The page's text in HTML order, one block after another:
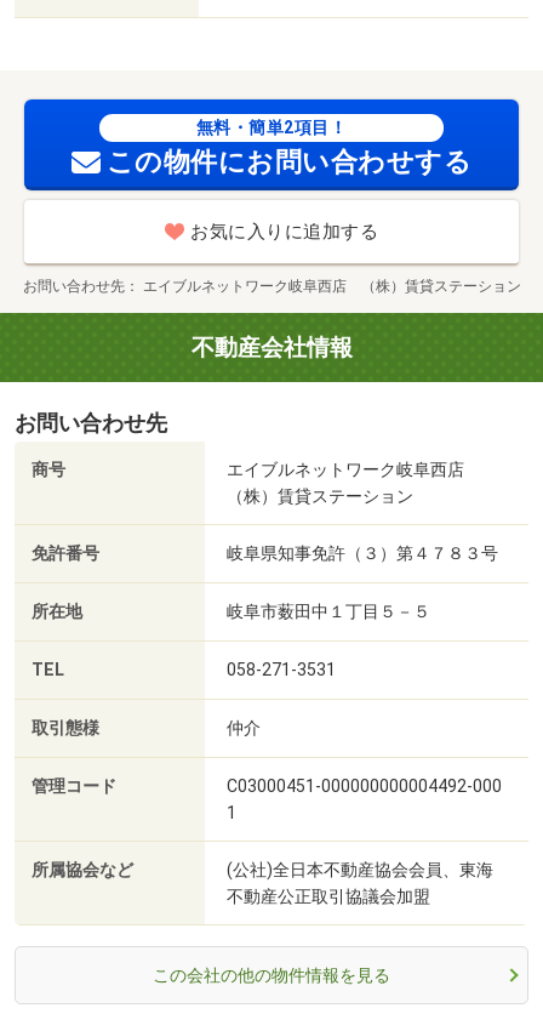
無料・簡単2項目！
この物件にお問い合わせする
お気に入りに追加する
お問い合わせ先 エイブルネットワーク岐阜西店 （株）賃貸ステーション
不動産会社情報
お問い合わせ先
商号
エイブルネットワーク岐阜西店
（株）賃貸ステーション
免許番号 岐阜県知事免許（３）第４７８３号
所在地 岐阜市薮田中１丁目５－５
TEL 058-271-3531
取引態様 仲介
管理コード
C03000451-000000000004492-000
1
所属協会など
(公社)全日本不動産協会会員、東海
不動産公正取引協議会加盟
この会社の他の物件情報を見る